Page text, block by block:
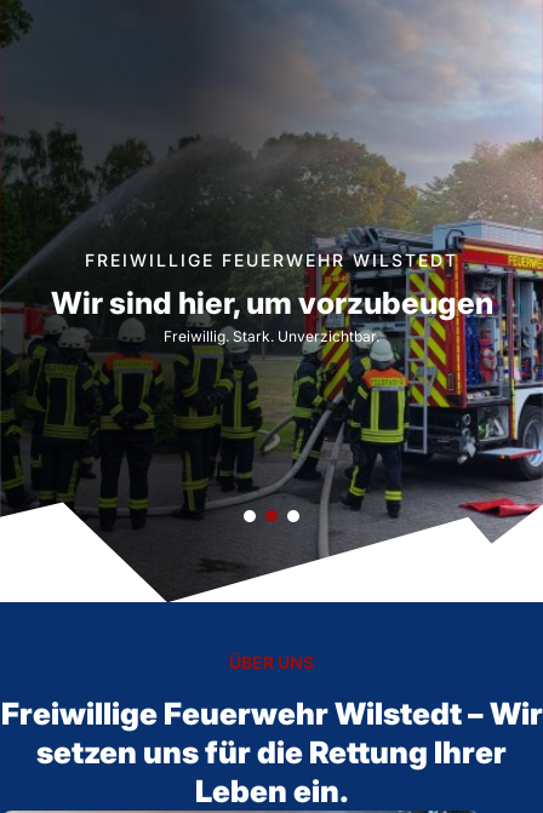
a
FREIWILLIGE FEUERWEHR WILSTEDT
Wir sind hier, um vorzubeugen
Freiwillig. Stark. Unverzichtbar.
ÜBER UNS
Freiwillige Feuerwehr Wilstedt – Wir
setzen uns für die Rettung Ihrer
Leben ein.